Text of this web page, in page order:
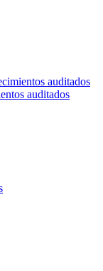
auditados
auditados